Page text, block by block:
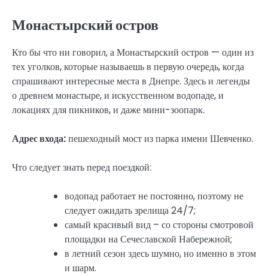
Монастырский остров
Кто бы что ни говорил, а Монастырский остров — один из
тех уголков, которые называешь в первую очередь, когда
спрашивают интересные места в Днепре. Здесь и легенды
о древнем монастыре, и искусственном водопаде, и
локациях для пикников, и даже мини-зоопарк.
Адрес входа:пешеходный мост из парка имени Шевченко.
Что следует знать перед поездкой:
водопад работает не постоянно, поэтому не
следует ожидать зрелища 24/7;
самый красивый вид – со стороны смотровой
площадки на Сечеславской Набережной;
в летний сезон здесь шумно, но именно в этом
и шарм.